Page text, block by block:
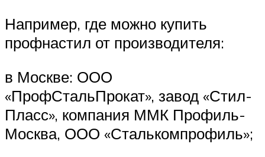
Например, где можно купить
профнастил от производителя:
в Москве: ООО
«ПрофСтальПрокат», завод «Стил-
Пласс», компания ММК Профиль-
Москва, ООО «Сталькомпрофиль»;